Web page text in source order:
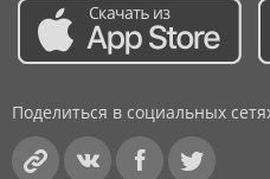
Поделиться в социальных